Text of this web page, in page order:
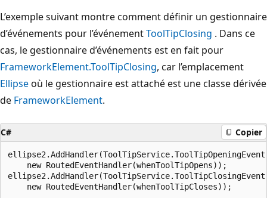
L’exemple suivant montre comment définir un gestionnaire
d’événements pour l’événementToolTipClosing . Dans ce
cas, le gestionnaire d’événements est en fait pour
FrameworkElement.ToolTipClosing, car l’emplacement
Ellipseoù le gestionnaire est attaché est une classe dérivée
de FrameworkElement.
C# Copier
    new RoutedEventHandler(whenToolTipOpens));